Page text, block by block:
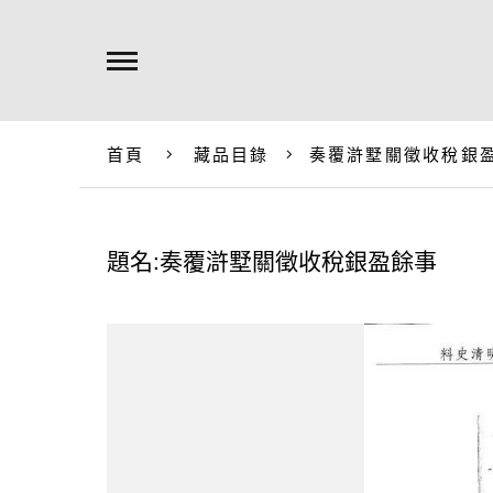
首頁 藏品目錄 奏覆滸墅關徵收稅銀
題名:奏覆滸墅關徵收稅銀盈餘事